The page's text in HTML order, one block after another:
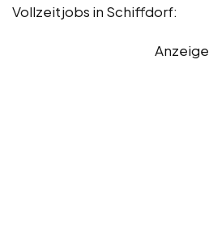
Vollzeitjobs in Schiffdorf:
Anzeige